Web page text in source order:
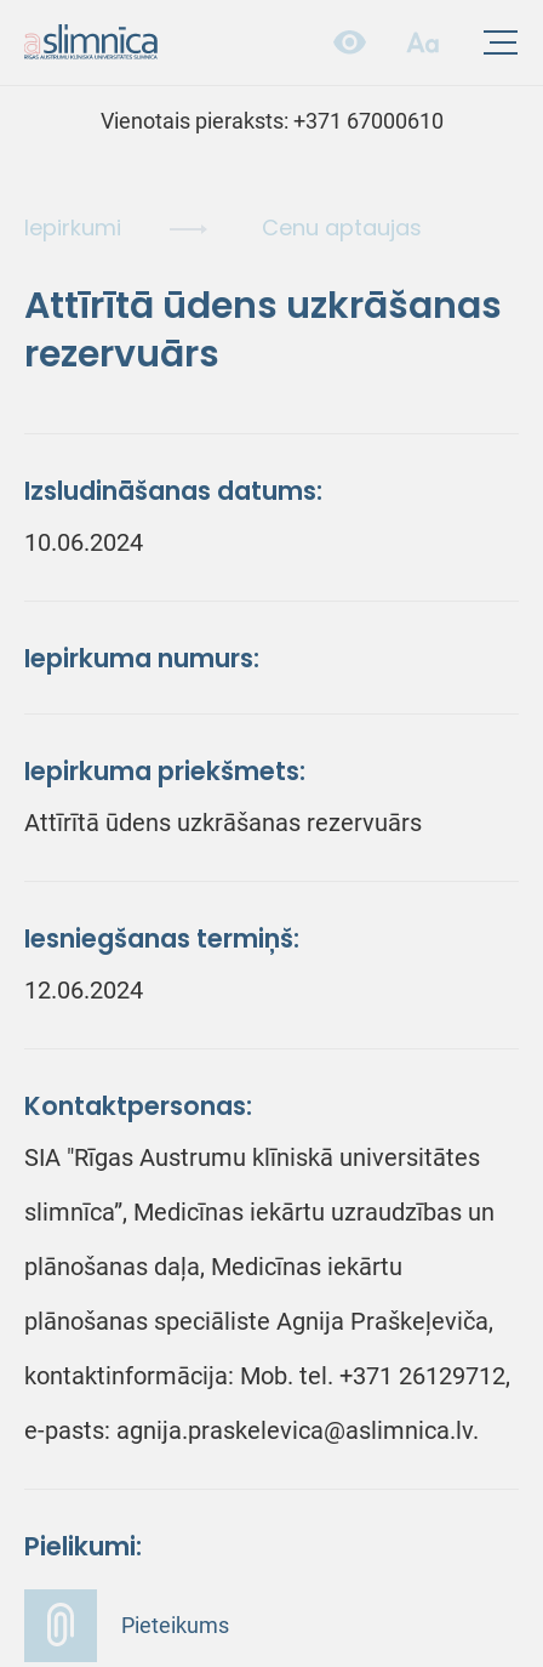
Vienotais pieraksts: +371 67000610
Iepirkumi Cenu aptaujas
Attīrītā ūdens uzkrāšanas
rezervuārs
Izsludināšanas datums:
10.06.2024
Iepirkuma numurs:
Iepirkuma priekšmets:
Attīrītā ūdens uzkrāšanas rezervuārs
Iesniegšanas termiņš:
12.06.2024
Kontaktpersonas:
SIA "Rīgas Austrumu klīniskā universitātes
slimnīca”, Medicīnas iekārtu uzraudzības un
plānošanas daļa, Medicīnas iekārtu
plānošanas speciāliste Agnija Praškeļeviča,
kontaktinformācija: Mob. tel. +371 26129712,
e-pasts: agnija.praskelevica@aslimnica.lv.
Pielikumi:
Pieteikums